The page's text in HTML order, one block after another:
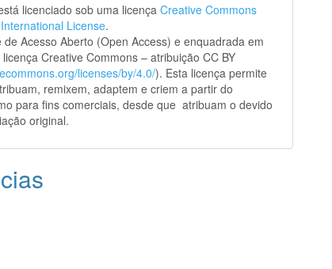
licenciado sob uma licençaCreative Commons
License.
de Acesso Aberto (Open Access) e enquadrada em
Creative Commons – atribuição CC BY
licenses/by/4.0/). Esta licença permite
remixem, adaptem e criem a partir do
para fins comerciais, desde que atribuam o devido
original.